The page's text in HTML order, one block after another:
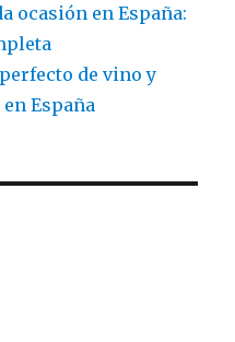
ocasión en España:
de vino y
España